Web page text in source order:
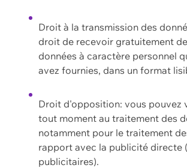
Droit à la transmission des
droit de recevoir gratuitement
données à caractère personnel
avez fournies, dans un format
Droit d'opposition: vous pouvez
tout moment au traitement des
notamment pour le traitement
rapport avec la publicité directe
publicitaires).